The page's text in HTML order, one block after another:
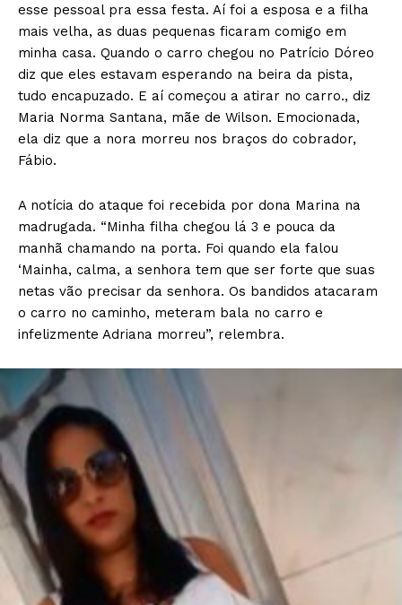
esse pessoal pra essa festa. Aí foi a esposa e a filha
mais velha, as duas pequenas ficaram comigo em
minha casa. Quando o carro chegou no Patrício Dóreo
diz que eles estavam esperando na beira da pista,
tudo encapuzado. E aí começou a atirar no carro., diz
Maria Norma Santana, mãe de Wilson. Emocionada,
ela diz que a nora morreu nos braços do cobrador,
Fábio.
A notícia do ataque foi recebida por dona Marina na
madrugada. “Minha filha chegou lá 3 e pouca da
manhã chamando na porta. Foi quando ela falou
‘Mainha, calma, a senhora tem que ser forte que suas
netas vão precisar da senhora. Os bandidos atacaram
o carro no caminho, meteram bala no carro e
infelizmente Adriana morreu”, relembra.